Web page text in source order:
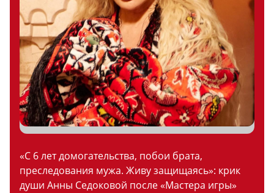
«С 6 лет домогательства, побои брата,
преследования мужа. Живу защищаясь»: крик
души Анны Седоковой после «Мастера игры»